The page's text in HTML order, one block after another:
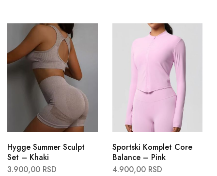
Hygge Summer Sculpt
Set – Khaki
3.900,00 RSD
Sportski Komplet Core
Balance – Pink
4.900,00 RSD